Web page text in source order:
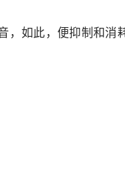
如此，便抑制和消